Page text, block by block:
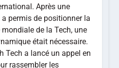
Après une
permis de positionner la
de la Tech, une
était nécessaire.
Tech a lancé un appel en
rassembler les